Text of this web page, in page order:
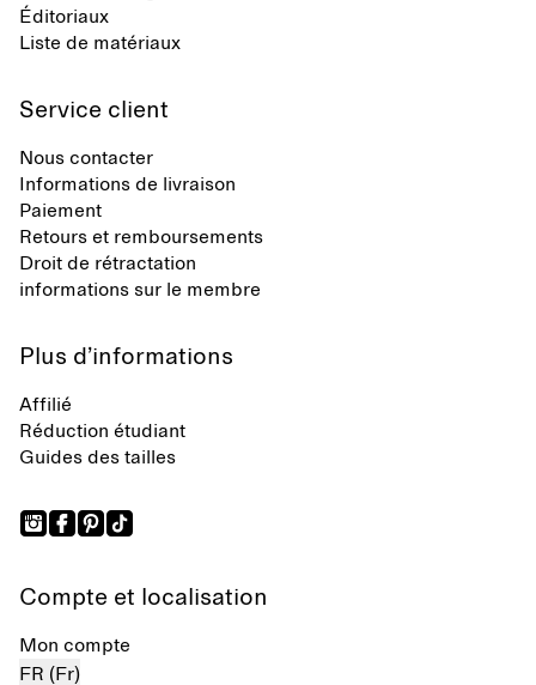
Éditoriaux
Liste de matériaux
Service client
Nous contacter
Informations de livraison
Paiement
Retours et remboursements
Droit de rétractation
informations sur le membre
Plus d’informations
Affilié
Réduction étudiant
Guides des tailles
Compte et localisation
Mon compte
FR (Fr)